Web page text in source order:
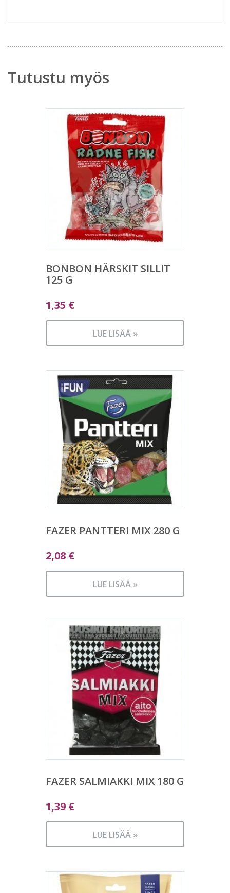
Tutustu myös
BONBON HÄRSKIT SILLIT
125 G
1,35 €
LUE LISÄÄ »
FAZER PANTTERI MIX 280 G
2,08 €
LUE LISÄÄ »
FAZER SALMIAKKI MIX 180 G
1,39 €
LUE LISÄÄ »